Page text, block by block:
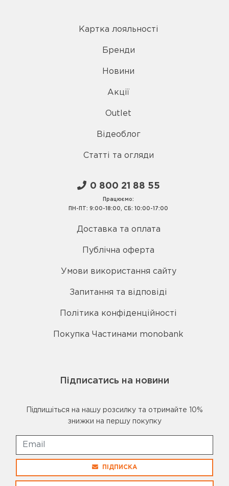
Картка лояльності
Бренди
Новини
Акції
Outlet
Відеоблог
Статті та огляди
0 800 21 88 55
Працюємо:
ПН-ПТ: 9:00-18:00, СБ: 10:00-17:00
Доставка та оплата
Публічна оферта
Умови використання сайту
Запитання та відповіді
Політика конфіденційності
Покупка Частинами monobank
Підписатись на новини
Підпишіться на нашу розсилку та отримайте 10%
знижки на першу покупку
ПІДПИСКА